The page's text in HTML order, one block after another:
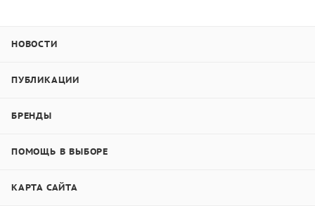
НОВОСТИ
ПУБЛИКАЦИИ
БРЕНДЫ
ПОМОЩЬ В ВЫБОРЕ
КАРТА САЙТА